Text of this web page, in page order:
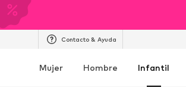
Contacto & Ayuda
Mujer Hombre Infantil